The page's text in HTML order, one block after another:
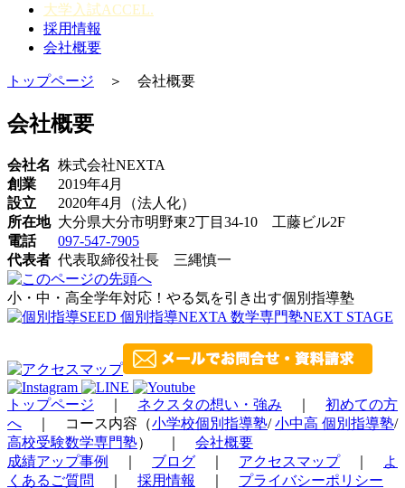
大学入試ACCEL.
採用情報
会社概要
トップページ ＞ 会社概要
会社概要
会社名 株式会社NEXTA
創業
2019年4月
設立
2020年4月（法人化）
所在地 大分県大分市明野東2丁目34-10 工藤ビル2F
電話
097-547-7905
代表者 代表取締役社長 三縄慎一
小・中・高全学年対応！やる気を引き出す個別指導塾
トップページ ネクスタの想い・強み
初めての方
へ ｜ コース内容（小学校個別指導塾/小中高 個別指導塾/
高校受験数学専門塾） ｜ 会社概要
成績アップ事例
ブログ アクセスマップ｜
よ
くあるご質問
採用情報 プライバシーポリシー